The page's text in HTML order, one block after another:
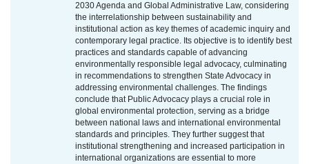
2030 Agenda and Global Administrative Law, considering
the interrelationship between sustainability and
institutional action as key themes of academic inquiry and
contemporary legal practice. Its objective is to identify best
practices and standards capable of advancing
environmentally responsible legal advocacy, culminating
in recommendations to strengthen State Advocacy in
addressing environmental challenges. The findings
conclude that Public Advocacy plays a crucial role in
global environmental protection, serving as a bridge
between national laws and international environmental
standards and principles. They further suggest that
institutional strengthening and increased participation in
international organizations are essential to more